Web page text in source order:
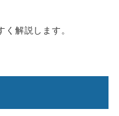
解説します。